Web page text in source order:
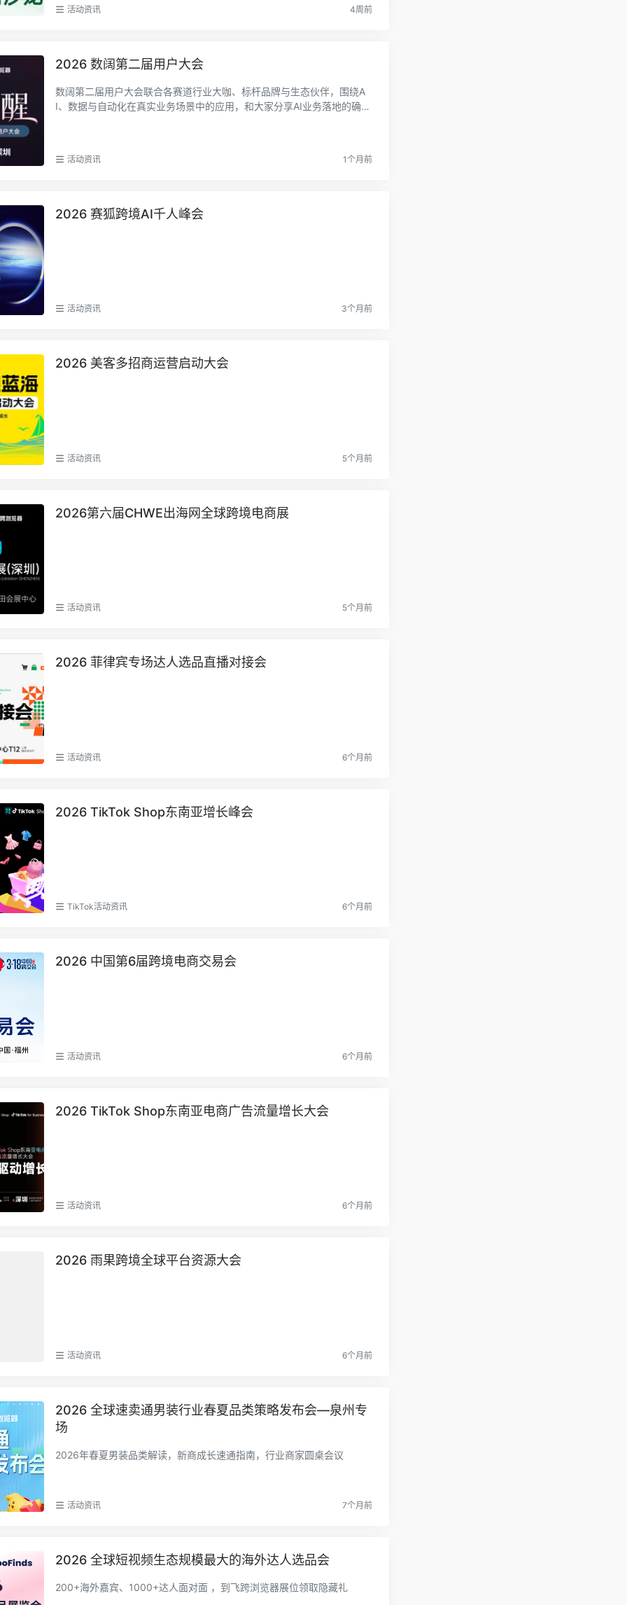
活动资讯 4周前
2026 数阔第二届用户大会
数阔第二届用户大会联合各赛道行业大咖、标杆品牌与生态伙伴，围绕A
I、数据与自动化在真实业务场景中的应用，和大家分享AI业务落地的确定
活动资讯 1个月前
2026 赛狐跨境AI千人峰会
活动资讯 3个月前
2026 美客多招商运营启动大会
活动资讯 5个月前
2026第六届CHWE出海网全球跨境电商展
活动资讯 5个月前
2026 菲律宾专场达人选品直播对接会
活动资讯 6个月前
2026 TikTok Shop东南亚增长峰会
TikTok活动资讯 6个月前
2026 中国第6届跨境电商交易会
活动资讯 6个月前
2026 TikTok Shop东南亚电商广告流量增长大会
活动资讯 6个月前
2026 雨果跨境全球平台资源大会
活动资讯 6个月前
2026 全球速卖通男装行业春夏品类策略发布会—泉州专
场
2026年春夏男装品类解读，新商成长速通指南，行业商家圆桌会议
活动资讯 7个月前
2026 全球短视频生态规模最大的海外达人选品会
200+海外嘉宾、1000+达人面对面 ，到飞跨浏览器展位领取隐藏礼